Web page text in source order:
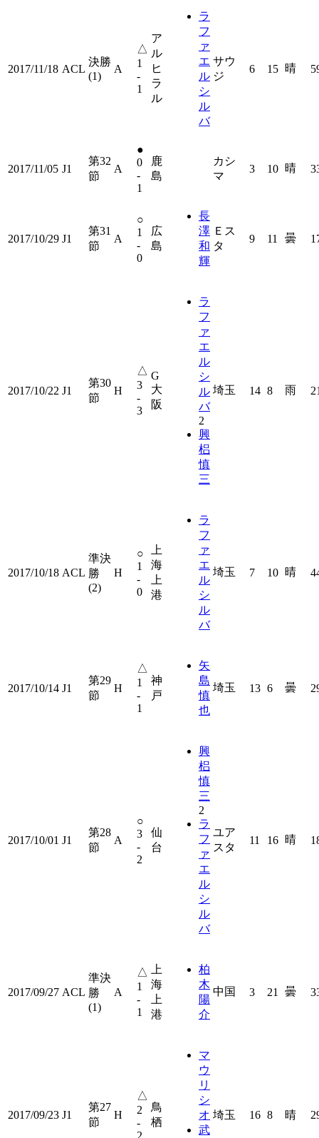
2017/11/18 ACL
決勝
(1)
A
△
1
-
1
ア
ル
ヒ
ラ
ル
ラ
フ
ァ
エ
ル
シ
ル
バ
サウ
ジ
6 15 晴
2017/11/05 J1
第32
節
A
●
0
-
1
鹿
島
カシ
マ
3 10 晴
2017/10/29 J1
第31
節
A
○
1
-
0
広
島
長
澤
和
輝
Ｅス
タ
9 11 曇
2017/10/22 J1
第30
節
H
△
3
-
3
G
大
阪
ラ
フ
ァ
エ
ル
シ
ル
バ
2
興
梠
慎
三
埼玉 14 8 雨
2017/10/18 ACL
準決
勝
(2)
H
○
1
-
0
上
海
上
港
ラ
フ
ァ
エ
ル
シ
ル
バ
埼玉 7 10 晴
2017/10/14 J1
第29
節
H
△
1
-
1
神
戸
矢
島
慎
也
埼玉 13 6 曇
2017/10/01 J1
第28
節
A
○
3
-
2
仙
台
興
梠
慎
三
2
ラ
フ
ァ
エ
ル
シ
ル
バ
ユア
スタ
11 16 晴
2017/09/27 ACL
準決
勝
(1)
A
△
1
-
1
上
海
上
港
柏
木
陽
介
中国 3 21 曇
2017/09/23 J1
第27
節
H
△
2
-
2
鳥
栖
マ
ウ
リ
シ
オ
武
埼玉 16 8 晴